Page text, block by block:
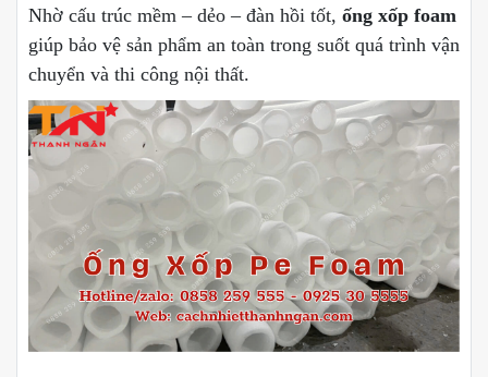
Nhờ cấu trúc mềm – dẻo – đàn hồi tốt, ống xốp foam
giúp bảo vệ sản phẩm an toàn trong suốt quá trình vận
chuyển và thi công nội thất.